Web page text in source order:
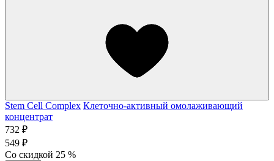
Stem Cell Complex Клеточно-активный омолаживающий
концентрат
732 ₽
549 ₽
Со скидкой 25 %